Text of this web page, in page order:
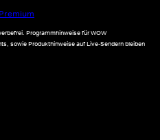
Programmhinweise für WOW
sowie Produkthinweise auf Live-Sendern bleiben